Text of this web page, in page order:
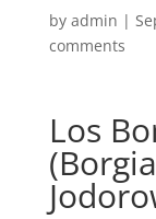
by admin |
comments
Los